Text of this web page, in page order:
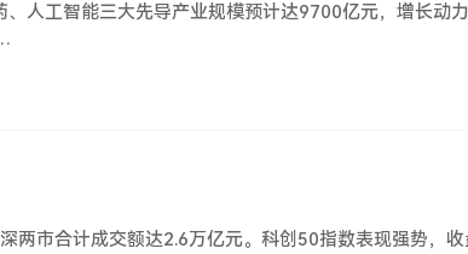
人工智能三大先导产业规模预计达9700亿元，增长动
两市合计成交额达2.6万亿元。科创50指数表现强势，